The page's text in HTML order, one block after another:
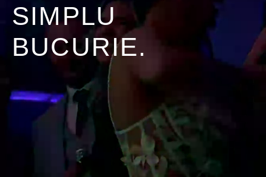
SIMPLU
BUCURIE.